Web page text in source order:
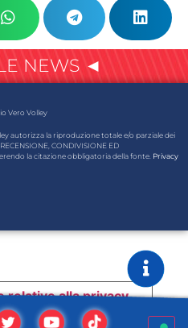
NEWS ◄
Vero Volley
autorizza la riproduzione totale e/o parziale dei
CONDIVISIONE ED
la citazione obbligatoria della fonte. Privacy
relative alla privacy